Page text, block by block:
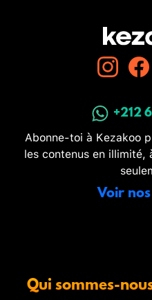
+212
Abonne-toi à Kezakoo
les contenus en illimité,
Voir
Qui sommes-